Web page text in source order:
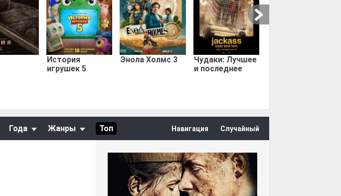
История
игрушек 5
Энола Холмс 3
Чудаки: Лучшее
и последнее
Года Жанры Топ Навигация Случайный